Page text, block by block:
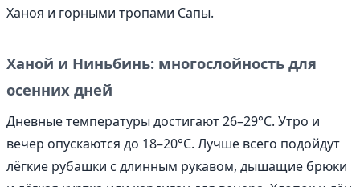
Ханоя и горными тропами Сапы.
Ханой и Ниньбинь: многослойность для
осенних дней
Дневные температуры достигают 26–29°C. Утро и
вечер опускаются до 18–20°C. Лучше всего подойдут
лёгкие рубашки с длинным рукавом, дышащие брюки